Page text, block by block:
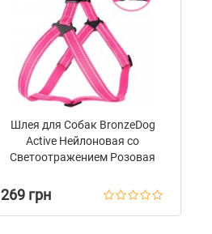
Шлея для Собак BronzeDog
Active Нейлоновая со
Светоотражением Розовая
269 грн